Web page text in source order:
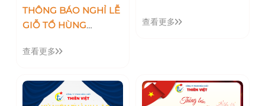
QTLĐ 01/05/2026
THÔNG BÁO NGHỈ LỄ
GIỖ TỔ HÙNG
VÀ QTLĐ 01/05/2026
查看更多
KRAV MAGA"
查看更多